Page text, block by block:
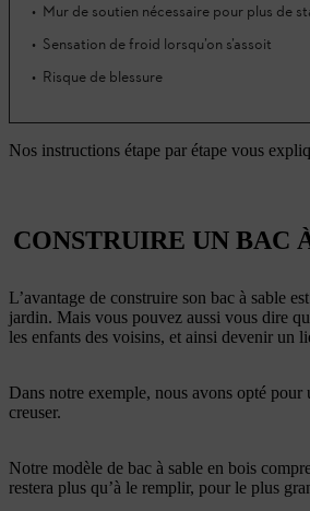
Mur de soutien nécessaire pour plus de
Sensation de froid lorsqu’on s’assoit
Risque de blessure
Nos instructions étape par étape vous
CONSTRUIRE UN BAC
L’avantage de construire son bac à sable
jardin. Mais vous pouvez aussi vous dire
les enfants des voisins, et ainsi devenir un
Dans notre exemple, nous avons opté
creuser.
Notre modèle de bac à sable en bois
restera plus qu’à le remplir, pour le plus